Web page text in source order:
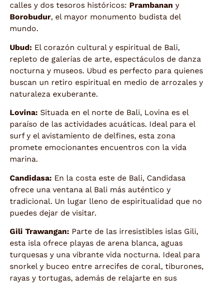
calles y dos tesoros históricos: Prambanan y
Borobudur, el mayor monumento budista del
mundo.
Ubud: El corazón cultural y espiritual de Bali,
repleto de galerías de arte, espectáculos de danza
nocturna y museos. Ubud es perfecto para quienes
buscan un retiro espiritual en medio de arrozales y
naturaleza exuberante.
Lovina: Situada en el norte de Bali, Lovina es el
paraíso de las actividades acuáticas. Ideal para el
surf y el avistamiento de delfines, esta zona
promete emocionantes encuentros con la vida
marina.
Candidasa: En la costa este de Bali, Candidasa
ofrece una ventana al Bali más auténtico y
tradicional. Un lugar lleno de espiritualidad que no
puedes dejar de visitar.
Gili Trawangan: Parte de las irresistibles islas Gili,
esta isla ofrece playas de arena blanca, aguas
turquesas y una vibrante vida nocturna. Ideal para
snorkel y buceo entre arrecifes de coral, tiburones,
rayas y tortugas, además de relajarte en sus